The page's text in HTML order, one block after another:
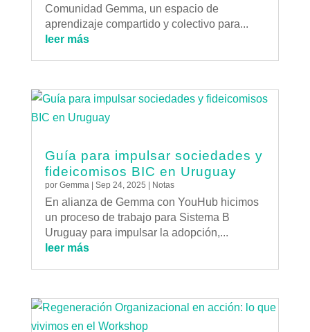
Comunidad Gemma, un espacio de
aprendizaje compartido y colectivo para...
leer más
Guía para impulsar sociedades y
fideicomisos BIC en Uruguay
por Gemma| Sep 24, 2025 Notas
En alianza de Gemma con YouHub hicimos
un proceso de trabajo para Sistema B
Uruguay para impulsar la adopción,...
leer más